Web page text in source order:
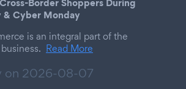
& Cyber Monday
is an integral part of the
Read More
on 2026-08-07